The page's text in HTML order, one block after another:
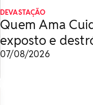
DEVASTAÇÃO
Quem Ama
exposto e
07/08/2026